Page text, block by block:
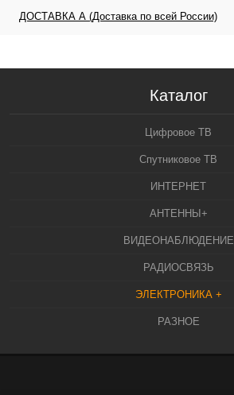
ДОСТАВКА А (Доставка по всей России)
Каталог
Цифровое ТВ
Спутниковое ТВ
ИНТЕРНЕТ
АНТЕННЫ+
ВИДЕОНАБЛЮДЕНИЕ
РАДИОСВЯЗЬ
ЭЛЕКТРОНИКА +
РАЗНОЕ